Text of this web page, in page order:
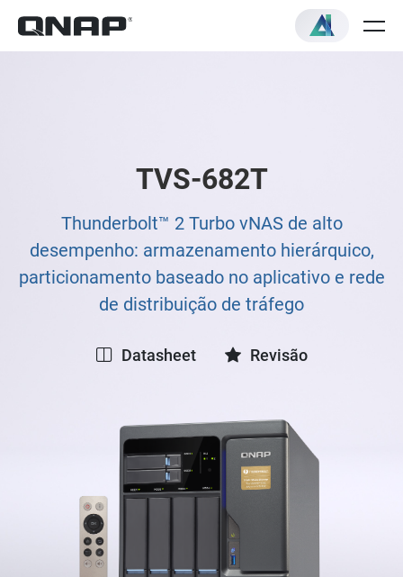
TVS-682T
Thunderbolt™ 2 Turbo vNAS de alto
desempenho: armazenamento hierárquico,
particionamento baseado no aplicativo e rede
de distribuição de tráfego
Datasheet Revisão